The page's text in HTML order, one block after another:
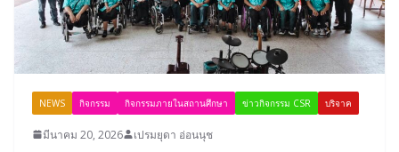
NEWS กิจกรรม กิจกรรมภายในสถานศึกษา ข่าวกิจกรรม CSR บริจาค
มีนาคม 20, 2026 เปรมยุดา อ่อนนุช